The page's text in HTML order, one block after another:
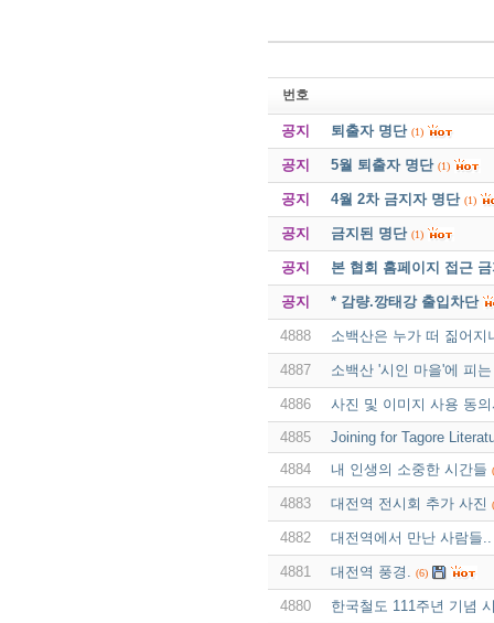
번호
공지 퇴출자 명단 (1)
공지 5월 퇴출자 명단 (1)
공지 4월 2차 금지자 명단 (1)
공지 금지된 명단 (1)
공지 본 협회 홈페이지 접근
공지 * 감량.깡태강 출입차단
4888 소백산은 누가 떠 짊어지
4887 소백산 '시인 마을'에 피
4886
사진 및 이미지 사용 동
4885
Joining for Tagore
4884
내 인생의 소중한 시간들
4883 대전역 전시회 추가 사진
4882 대전역에서 만난 사람들..
4881 대전역 풍경. (6)
4880 한국철도 111주년 기념